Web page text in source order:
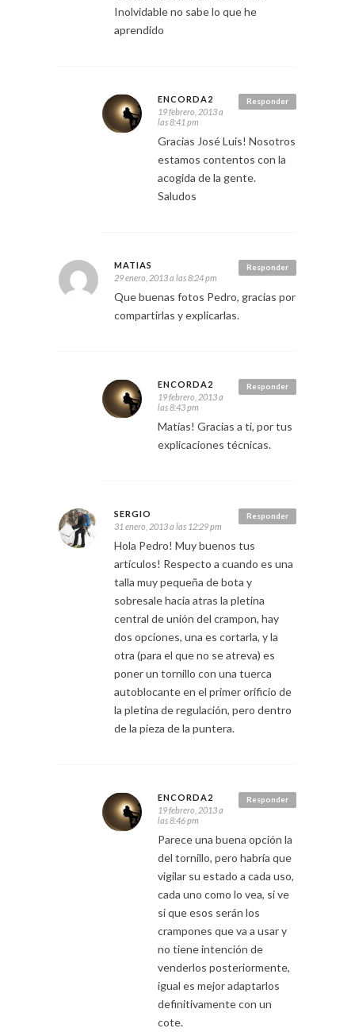
Inolvidable no sabe lo que he
aprendido
Responder
ENCORDA2
19 febrero, 2013 a
las 8:41 pm
Gracias José Luis! Nosotros
estamos contentos con la
acogida de la gente.
Saludos
Responder
MATIAS
29 enero, 2013 a las 8:24 pm
Que buenas fotos Pedro, gracias por
compartirlas y explicarlas.
Responder
ENCORDA2
19 febrero, 2013 a
las 8:43 pm
Matías! Gracias a ti, por tus
explicaciones técnicas.
Responder
SERGIO
31 enero, 2013 a las 12:29 pm
Hola Pedro! Muy buenos tus
artículos! Respecto a cuando es una
talla muy pequeña de bota y
sobresale hacia atras la pletina
central de unión del crampon, hay
dos opciones, una es cortarla, y la
otra (para el que no se atreva) es
poner un tornillo con una tuerca
autoblocante en el primer orificio de
la pletina de regulación, pero dentro
de la pieza de la puntera.
Responder
ENCORDA2
19 febrero, 2013 a
las 8:46 pm
Parece una buena opción la
del tornillo, pero habría que
vigilar su estado a cada uso,
cada uno como lo vea, si ve
si que esos serán los
crampones que va a usar y
no tiene intención de
venderlos posteriormente,
igual es mejor adaptarlos
definitivamente con un
cote.